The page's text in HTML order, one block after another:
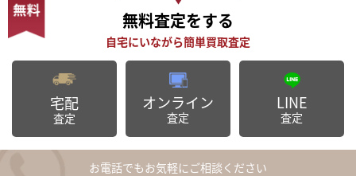
無料査定をする
宅配
査定
オンライン
査定
LINE
査定
お電話でもお気軽にご相談ください